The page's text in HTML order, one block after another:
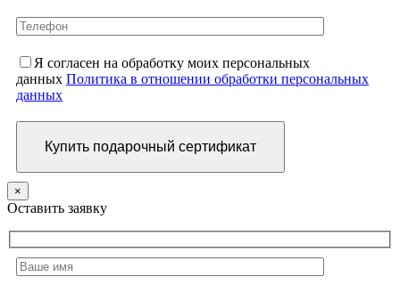
Я согласен на обработку моих персональных
данных Политика в отношении обработки персональных
данных
×
Оставить заявку